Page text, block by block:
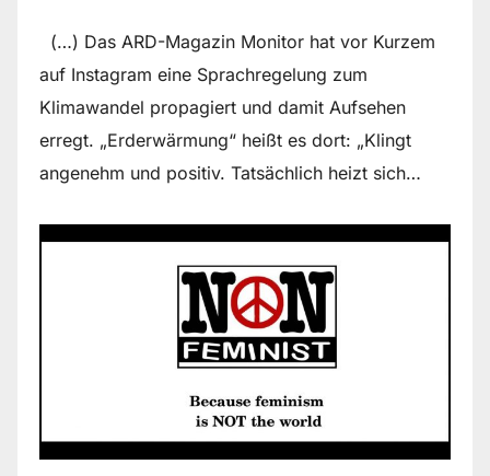
(…) Das ARD-Magazin Monitor hat vor Kurzem
auf Instagram eine Sprachregelung zum
Klimawandel propagiert und damit Aufsehen
erregt. „Erderwärmung“ heißt es dort: „Klingt
angenehm und positiv. Tatsächlich heizt sich…